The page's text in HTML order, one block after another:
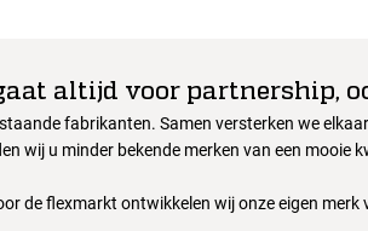
altijd voor partnership,
fabrikanten. Samen versterken we
wij u minder bekende merken van een mooie
de flexmarkt ontwikkelen wij onze eigen merk